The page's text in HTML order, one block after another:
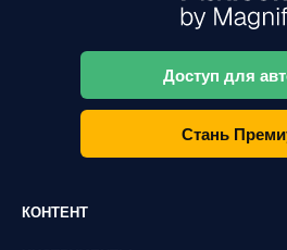
Доступ для
Стань
КОНТЕНТ